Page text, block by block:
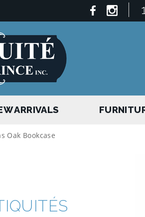
ARRIVALS
Oak Bookcase